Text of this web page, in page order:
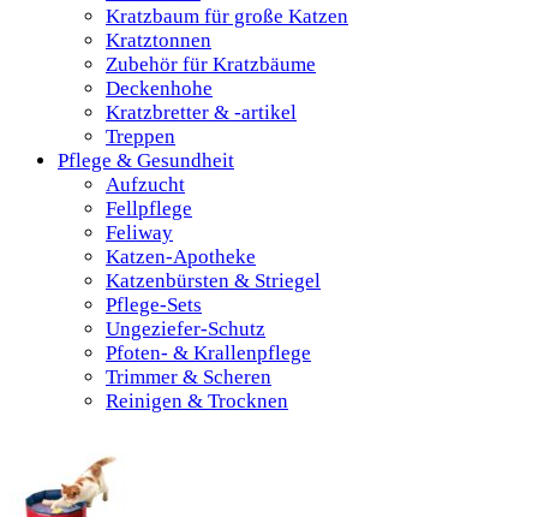
Kratzbaum für große Katzen
Kratztonnen
Zubehör für Kratzbäume
Deckenhohe
Kratzbretter & -artikel
Treppen
Pflege & Gesundheit
Aufzucht
Fellpflege
Feliway
Katzen-Apotheke
Katzenbürsten & Striegel
Pflege-Sets
Ungeziefer-Schutz
Pfoten- & Krallenpflege
Trimmer & Scheren
Reinigen & Trocknen